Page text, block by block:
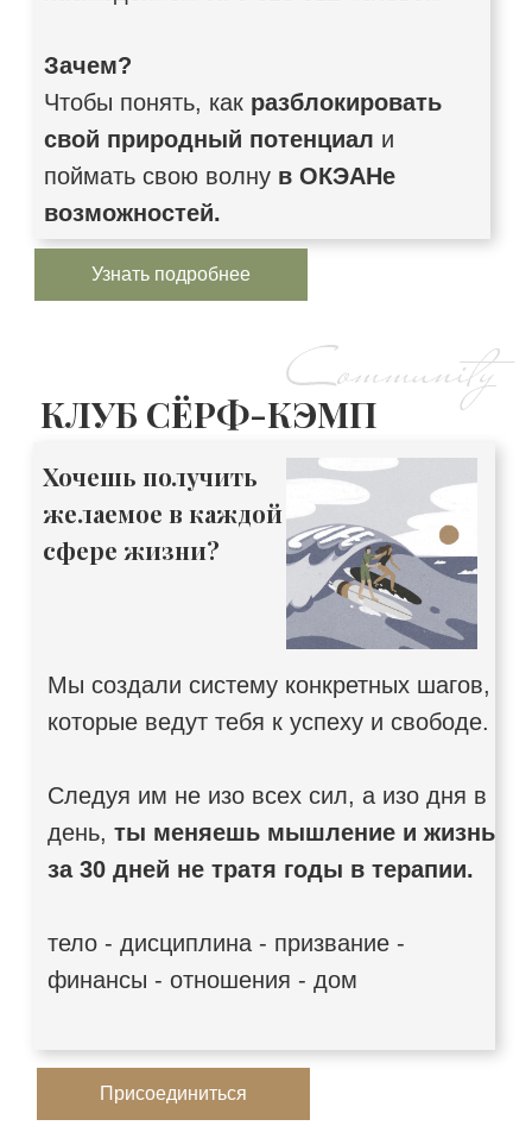
Зачем?
Чтобы понять, как разблокировать
свой природный потенциал и
поймать свою волну в ОКЭАНе
возможностей.
Узнать подробнее
КЛУБ СЁРФ-КЭМП
Хочешь получить
желаемое в каждой
сфере жизни?
Мы создали систему конкретных шагов,
которые ведут тебя к успеху и свободе.
Следуя им не изо всех сил, а изо дня в
день, ты меняешь мышление и жизнь
за 30 дней не тратя годы в терапии.
тело - дисциплина - призвание -
финансы - отношения - дом
Присоединиться